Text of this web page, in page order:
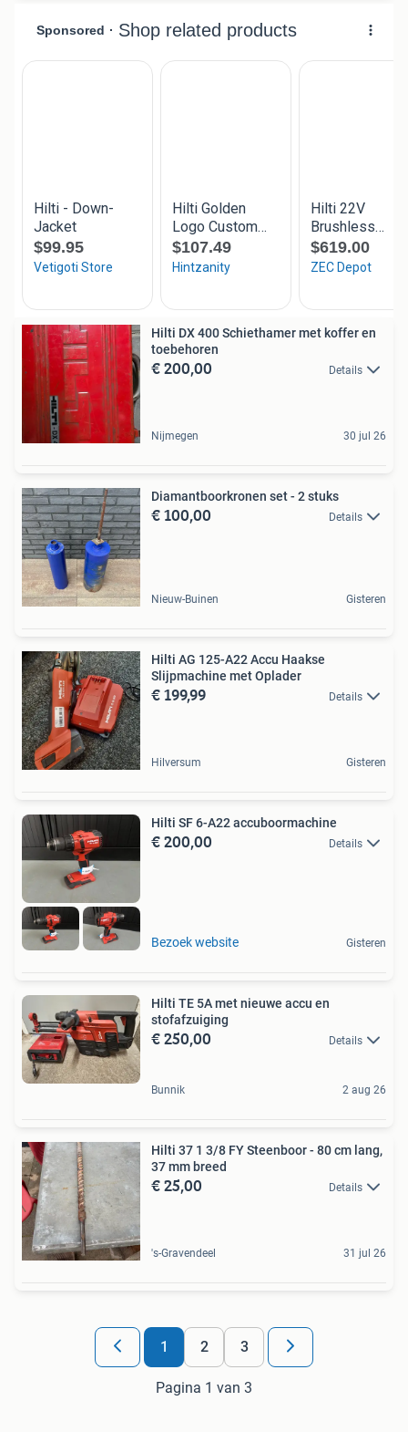
Hilti DX 400 Schiethamer met koffer en
toebehoren
€ 200,00 Details
Nijmegen 30 jul 26
Diamantboorkronen set - 2 stuks
€ 100,00 Details
Nieuw-Buinen Gisteren
Hilti AG 125-A22 Accu Haakse
Slijpmachine met Oplader
€ 199,99 Details
Hilversum Gisteren
Hilti SF 6-A22 accuboormachine
€ 200,00 Details
Bezoek website Gisteren
Hilti TE 5A met nieuwe accu en
stofafzuiging
€ 250,00 Details
Bunnik 2 aug 26
Hilti 37 1 3/8 FY Steenboor - 80 cm lang,
37 mm breed
€ 25,00 Details
's-Gravendeel 31 jul 26
1 2 3
Pagina 1 van 3